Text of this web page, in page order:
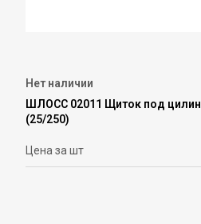
Нет наличии
ШЛОСС 02011 Щиток под
(25/250)
Цена за шт